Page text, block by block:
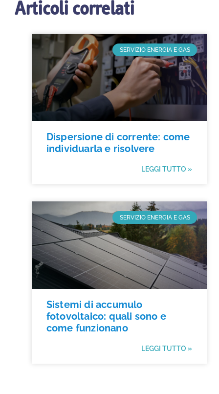
Articoli correlati
SERVIZIO ENERGIA E GAS
Dispersione di corrente: come
individuarla e risolvere
LEGGI TUTTO »
SERVIZIO ENERGIA E GAS
Sistemi di accumulo
fotovoltaico: quali sono e
come funzionano
LEGGI TUTTO »